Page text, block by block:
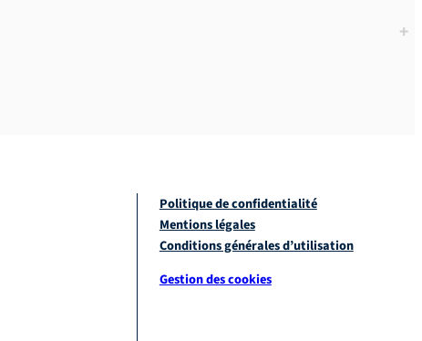
+
Politique de confidentialité
Mentions légales
Conditions générales d’utilisation
Gestion des cookies